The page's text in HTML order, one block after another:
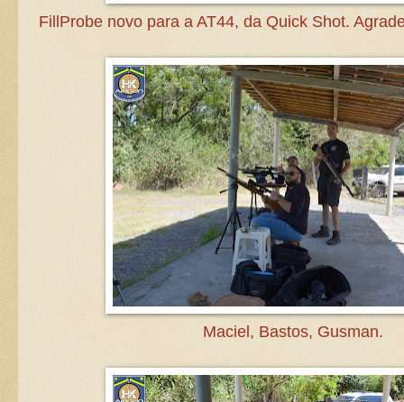
FillProbe novo para a AT44, da Quick Shot.
Maciel, Bastos, Gusman.